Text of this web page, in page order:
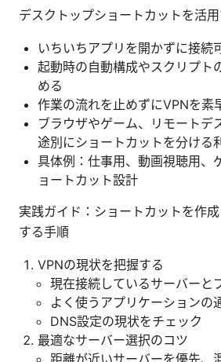
デスクトップショートカットを活
いちいちアプリを開かずに接続
起動時の自動構成やスクリプト
める
作業の流れを止めずにVPNを素
ブラウザやゲーム、リモートデ
途別にショートカットを分ける
具体例：仕事用、動画視聴用、
ョートカット設計
実践ガイド：ショートカットを作
する手順
VPNの現状を把握する
現在接続しているサーバーと
よく使うアプリケーションの
DNS設定の現状をチェック
最適なサーバー選択のコツ